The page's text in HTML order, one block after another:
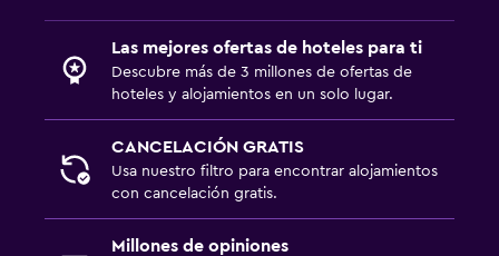
Las mejores ofertas de hoteles para ti
Descubre más de 3 millones de ofertas de
hoteles y alojamientos en un solo lugar.
CANCELACIÓN GRATIS
Usa nuestro filtro para encontrar alojamientos
con cancelación gratis.
Millones de opiniones